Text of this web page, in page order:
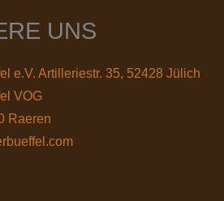
UNS
e.V. Artilleriestr. 35, 52428 Jülich
VOG
Raeren